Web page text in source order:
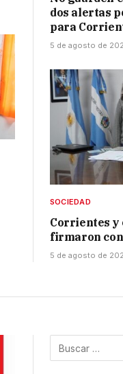
dos alertas
para
5 de agosto de
SOCIEDAD
Corrientes y
firmaron
5 de agosto de